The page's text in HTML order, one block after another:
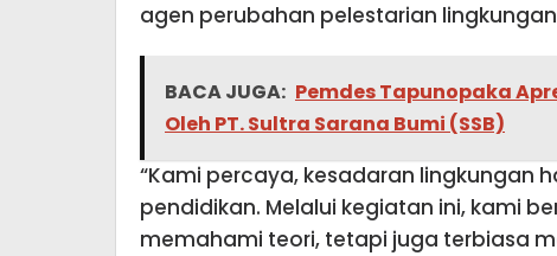
agen perubahan pelestarian
BACA JUGA: Pemdes Tapunopaka
Oleh PT. Sultra Sarana Bumi (SSB)
“Kami percaya, kesadaran lingkungan
pendidikan. Melalui kegiatan ini, kami
memahami teori, tetapi juga terbiasa